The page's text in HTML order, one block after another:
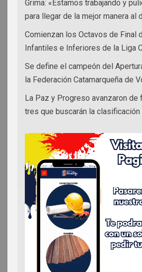
Grima: «Estamos trabajando y
para llegar de la mejor manera al
Comienzan los Octavos de Final
Infantiles e Inferiores de la Liga
Se define el campeón del
la Federación Catamarqueña de
La Paz y Progreso avanzaron
tres que buscarán la clasificación